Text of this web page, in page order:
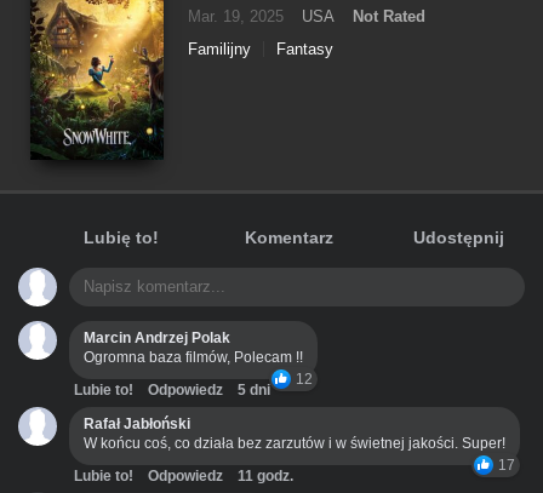
Mar. 19, 2025 USA
Not Rated
Familijny
Fantasy
Lubię to! Komentarz Udostępnij
Marcin Andrzej Polak
Ogromna baza filmów, Polecam !!
12
Lubie to! Odpowiedz
5 dni
Rafał Jabłoński
W końcu coś, co działa bez zarzutów i w świetnej jakości. Super!
17
Lubie to! Odpowiedz
11 godz.